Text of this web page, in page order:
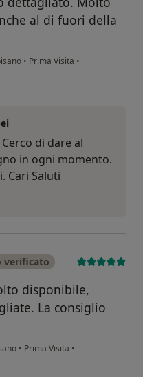
al di fuori della
• Prima Visita •
di dare al
in ogni momento.
Cari Saluti
verificato
disponibile,
La consiglio
• Prima Visita •